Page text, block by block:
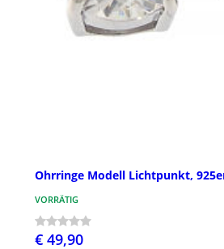
Ohrringe Modell Lichtpunkt,
VORRÄTIG
€ 49,90